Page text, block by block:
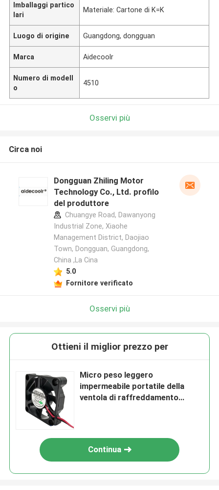
Imballaggi partico
lari
Materiale: Cartone di K=K
Luogo di origine Guangdong, dongguan
Marca Aidecoolr
Numero di modell
o
4510
Osservi più
Circa noi
Dongguan Zhiling Motor
Technology Co., Ltd. profilo
del produttore
Chuangye Road, Dawanyong
Industrial Zone, Xiaohe
Management District, Daojiao
Town, Dongguan, Guangdong,
China ,La Cina
5.0
Fornitore verificato
Osservi più
Ottieni il miglior prezzo per
Micro peso leggero
impermeabile portatile della
ventola di raffreddamento
Continua